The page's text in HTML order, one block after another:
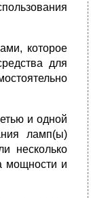
которое
для
и одной
ламп(ы)
несколько
мощности и